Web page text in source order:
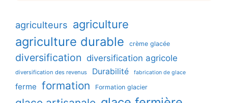
agriculteurs agriculture
agriculture durable crème glacée
diversification diversification agricole
diversification des revenus Durabilité fabrication de glace
ferme formation Formation glacier